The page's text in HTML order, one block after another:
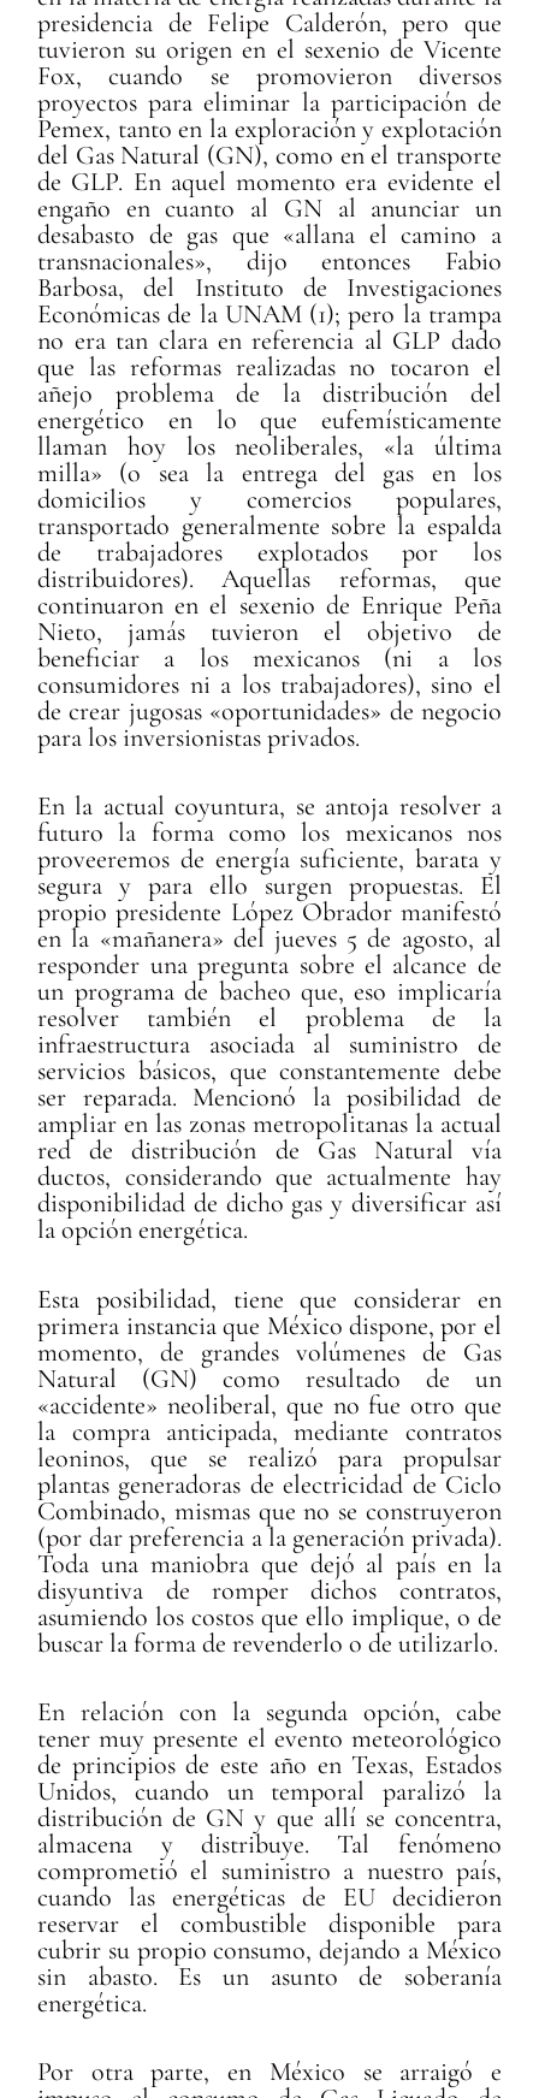
presidencia de Felipe Calderón, pero que
tuvieron su origen en el sexenio de Vicente
Fox, cuando se promovieron diversos
proyectos para eliminar la participación de
Pemex, tanto en la exploración y explotación
del Gas Natural (GN), como en el transporte
de GLP. En aquel momento era evidente el
engaño en cuanto al GN al anunciar un
desabasto de gas que «allana el camino a
transnacionales», dijo entonces Fabio
Barbosa, del Instituto de Investigaciones
Económicas de la UNAM (1); pero la trampa
no era tan clara en referencia al GLP dado
que las reformas realizadas no tocaron el
añejo problema de la distribución del
energético en lo que eufemísticamente
llaman hoy los neoliberales, «la última
milla» (o sea la entrega del gas en los
domicilios y comercios populares,
transportado generalmente sobre la espalda
de trabajadores explotados por los
distribuidores). Aquellas reformas, que
continuaron en el sexenio de Enrique Peña
Nieto, jamás tuvieron el objetivo de
beneficiar a los mexicanos (ni a los
consumidores ni a los trabajadores), sino el
de crear jugosas «oportunidades» de negocio
para los inversionistas privados.
En la actual coyuntura, se antoja resolver a
futuro la forma como los mexicanos nos
proveeremos de energía suficiente, barata y
segura y para ello surgen propuestas. El
propio presidente López Obrador manifestó
en la «mañanera» del jueves 5 de agosto, al
responder una pregunta sobre el alcance de
un programa de bacheo que, eso implicaría
resolver también el problema de la
infraestructura asociada al suministro de
servicios básicos, que constantemente debe
ser reparada. Mencionó la posibilidad de
ampliar en las zonas metropolitanas la actual
red de distribución de Gas Natural vía
ductos, considerando que actualmente hay
disponibilidad de dicho gas y diversificar así
la opción energética.
Esta posibilidad, tiene que considerar en
primera instancia que México dispone, por el
momento, de grandes volúmenes de Gas
Natural (GN) como resultado de un
«accidente» neoliberal, que no fue otro que
la compra anticipada, mediante contratos
leoninos, que se realizó para propulsar
plantas generadoras de electricidad de Ciclo
Combinado, mismas que no se construyeron
(por dar preferencia a la generación privada).
Toda una maniobra que dejó al país en la
disyuntiva de romper dichos contratos,
asumiendo los costos que ello implique, o de
buscar la forma de revenderlo o de utilizarlo.
En relación con la segunda opción, cabe
tener muy presente el evento meteorológico
de principios de este año en Texas, Estados
Unidos, cuando un temporal paralizó la
distribución de GN y que allí se concentra,
almacena y distribuye. Tal fenómeno
comprometió el suministro a nuestro país,
cuando las energéticas de EU decidieron
reservar el combustible disponible para
cubrir su propio consumo, dejando a México
sin abasto. Es un asunto de soberanía
energética.
Por otra parte, en México se arraigó e